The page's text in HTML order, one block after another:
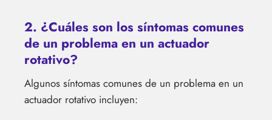
2. ¿Cuáles son los síntomas comunes
de un problema en un actuador
rotativo?
Algunos síntomas comunes de un problema en un
actuador rotativo incluyen: